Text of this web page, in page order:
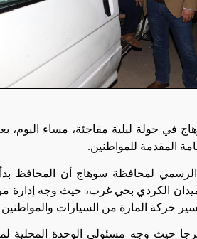
في جولة ليلية مفاجئة، مساء
المقدمة للمواطنين.
لمحافظة سوهاج أن المحافظ بدأ
الكردي بحي غرب، حيث وجه إدارة
حركة المارة من السيارات
حيث وجه مسئولي الوحدة المحلية